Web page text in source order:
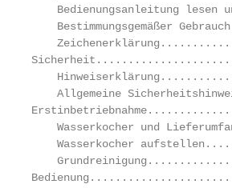
Bedienungsanleitung lesen
Bestimmungsgemäßer
Allgemeine
Wasserkocher und
Wasserkocher